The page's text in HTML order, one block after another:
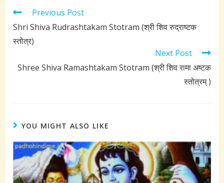
Read
articles
Previous Post
Shri Shiva Rudrashtakam Stotram (श्री शिव रुद्राष्टक
स्तोत्र)
Next Post
Shree Shiva Ramashtakam Stotram (श्री शिव रामा अष्टक
स्तोत्रम् )
YOU MIGHT ALSO LIKE